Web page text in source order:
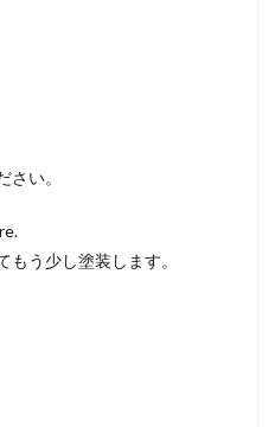
い。
う少し塗装します。